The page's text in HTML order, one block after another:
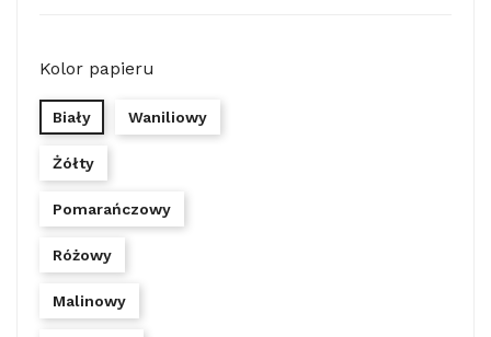
Kolor papieru
Biały Waniliowy
Żółty
Pomarańczowy
Różowy
Malinowy